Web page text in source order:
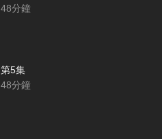
48分鐘
第5集
48分鐘